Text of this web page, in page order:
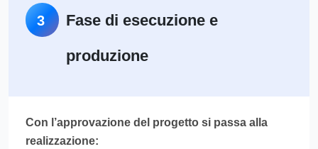
3
Fase di esecuzione e
produzione
Con l’approvazione del progetto si passa alla
realizzazione: